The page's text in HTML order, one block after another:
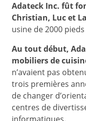
Adateck Inc. fût
Christian, Luc et
usine de 2000
Au tout début,
mobiliers de
n’avaient pas
trois premières
de changer
centres de